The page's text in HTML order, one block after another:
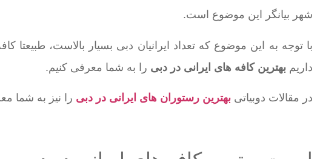
شهر بیانگر این موضوع است.
با توجه به این موضوع که تعداد ایرانیان دبی بسیار بالاست،
داریم بهترین کافه های ایرانی در دبی را به شما معرفی کنیم.
در مقالات دوبیاتی بهترین رستوران های ایرانی در دبی را نیز به شما